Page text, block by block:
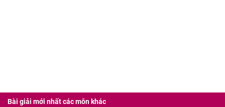
Bài giải mới nhất các môn khác